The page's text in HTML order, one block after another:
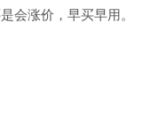
会涨价，早买早用。